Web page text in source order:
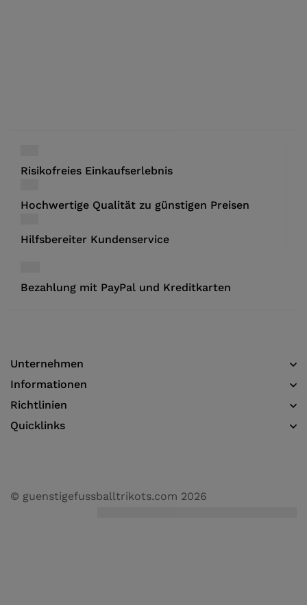
Risikofreies Einkaufserlebnis
Hochwertige Qualität zu günstigen Preisen
Hilfsbereiter Kundenservice
Bezahlung mit PayPal und Kreditkarten
Unternehmen
Informationen​
Richtlinien
Quicklinks
© guenstigefussballtrikots.com 2026